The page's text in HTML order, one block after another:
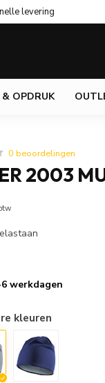
levering
OPDRUK
0 beoordelingen
2003
werkdagen
kleuren